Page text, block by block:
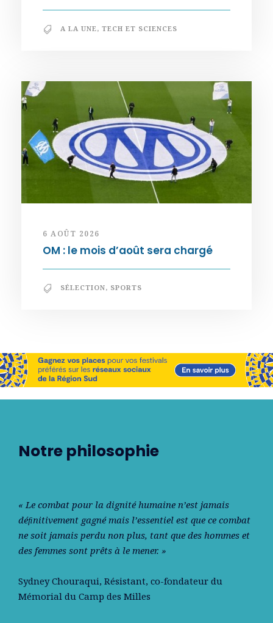
A LA UNE, TECH ET SCIENCES
6 AOÛT 2026
OM : le mois d’août sera chargé
SÉLECTION, SPORTS
Notre philosophie
« Le combat pour la dignité humaine n’est jamais
déﬁnitivement gagné mais l’essentiel est que ce combat
ne soit jamais perdu non plus, tant que des hommes et
des femmes sont prêts à le mener. »
Sydney Chouraqui, Résistant, co-fondateur du
Mémorial du Camp des Milles